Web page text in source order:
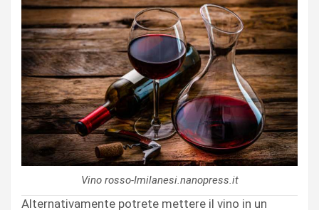
Vino rosso-Imilanesi.nanopress.it
Alternativamente potrete mettere il vino in un